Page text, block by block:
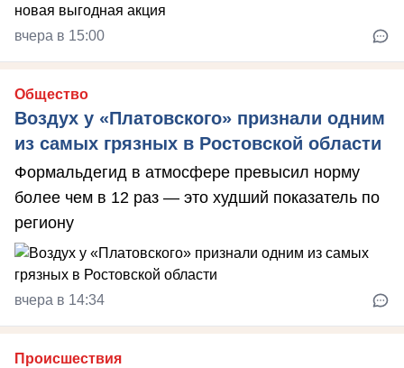
вчера в 15:00
Общество
Воздух у «Платовского» признали одним
из самых грязных в Ростовской области
Формальдегид в атмосфере превысил норму
более чем в 12 раз — это худший показатель по
региону
вчера в 14:34
Происшествия